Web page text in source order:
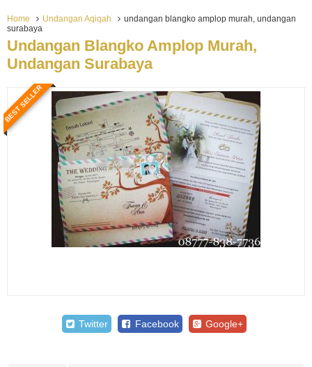
Home Undangan Aqiqah
undangan blangko amplop murah, undangan
surabaya
Undangan Blangko Amplop Murah,
Undangan Surabaya
BEST SELLER
Twitter Facebook Google+